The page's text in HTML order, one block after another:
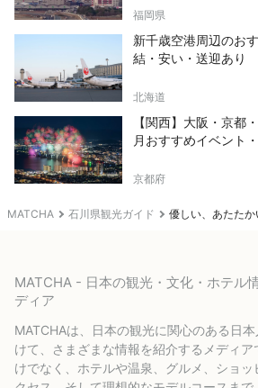
MATCHA 石川県観光ガイド 優しい、あたた
福岡県
新千歳空港周辺のお
結・安い・送迎あり
北海道
【関西】大阪・京都
月おすすめイベント
京都府
MATCHA - 日本の観光・文化・ホテル
ディア
MATCHAは、日本の観光に関心のある日
けて、さまざまな情報を紹介するメディ
けでなく、ホテルや温泉、グルメ、ショ